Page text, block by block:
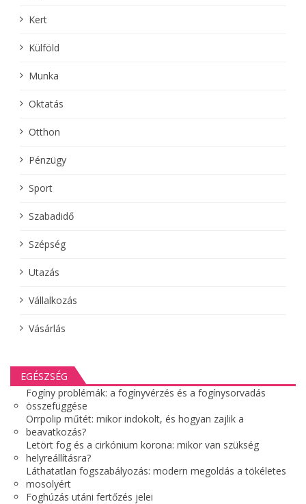
Kert
Külföld
Munka
Oktatás
Otthon
Pénzügy
Sport
Szabadidő
Szépség
Utazás
Vállalkozás
Vásárlás
EGÉSZSÉG
Fogíny problémák: a fogínyvérzés és a fogínysorvadás
összefüggése
Orrpolip műtét: mikor indokolt, és hogyan zajlik a
beavatkozás?
Letört fog és a cirkónium korona: mikor van szükség
helyreállításra?
Láthatatlan fogszabályozás: modern megoldás a tökéletes
mosolyért
Foghúzás utáni fertőzés jelei